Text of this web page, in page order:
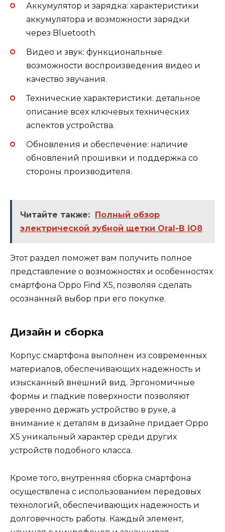
Аккумулятор и зарядка: характеристики
аккумулятора и возможности зарядки
через Bluetooth.
Видео и звук: функциональные
возможности воспроизведения видео и
качество звучания.
Технические характеристики: детальное
описание всех ключевых технических
аспектов устройства.
Обновления и обеспечение: наличие
обновлений прошивки и поддержка со
стороны производителя.
Читайте также:
Полный обзор
электрической зубной щетки Oral-B iO8
Этот раздел поможет вам получить полное
представление о возможностях и особенностях
смартфона Oppo Find X5, позволяя сделать
осознанный выбор при его покупке.
Дизайн и сборка
Корпус смартфона выполнен из современных
материалов, обеспечивающих надежность и
изысканный внешний вид. Эргономичные
формы и гладкие поверхности позволяют
уверенно держать устройство в руке, а
внимание к деталям в дизайне придает Oppo
X5 уникальный характер среди других
устройств подобного класса.
Кроме того, внутренняя сборка смартфона
осуществлена с использованием передовых
технологий, обеспечивающих надежность и
долговечность работы. Каждый элемент,